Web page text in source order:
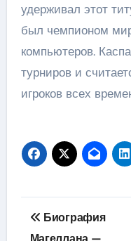
удерживал этот
был чемпионом
компьютеров.
турниров и
игроков всех
Навигация
Биография